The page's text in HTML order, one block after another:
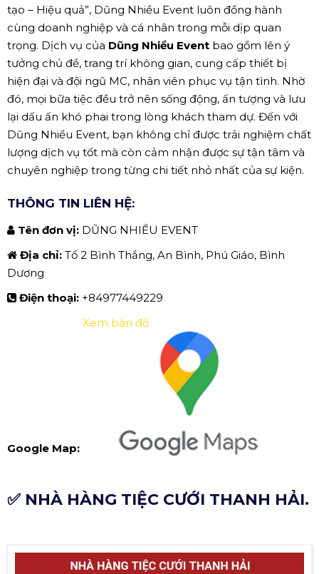
tạo – Hiệu quả”, Dũng Nhiều Event luôn đồng hành
cùng doanh nghiệp và cá nhân trong mỗi dịp quan
trọng. Dịch vụ của Dũng Nhiều Event bao gồm lên ý
tưởng chủ đề, trang trí không gian, cung cấp thiết bị
hiện đại và đội ngũ MC, nhân viên phục vụ tận tình. Nhờ
đó, mọi bữa tiệc đều trở nên sống động, ấn tượng và lưu
lại dấu ấn khó phai trong lòng khách tham dự. Đến với
Dũng Nhiều Event, bạn không chỉ được trải nghiệm chất
lượng dịch vụ tốt mà còn cảm nhận được sự tận tâm và
chuyên nghiệp trong từng chi tiết nhỏ nhất của sự kiện.
THÔNG TIN LIÊN HỆ:
Tên đơn vị: DŨNG NHIỀU EVENT
Địa chỉ: Tổ 2 Bình Thắng, An Bình, Phú Giáo, Bình
Dương
Điện thoại: +84977449229
Google Map:
Xem bản đồ
✅ NHÀ HÀNG TIỆC CƯỚI THANH HẢI.